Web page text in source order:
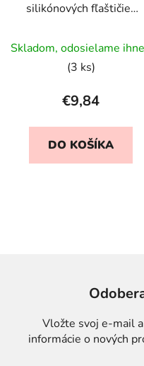
silikónových fľaštičiek
jednorožce (60 ml)
Skladom, odosielame
(3 ks)
€9,84
DO KOŠÍKA
Vložte svoj e-mail
informácie o nových